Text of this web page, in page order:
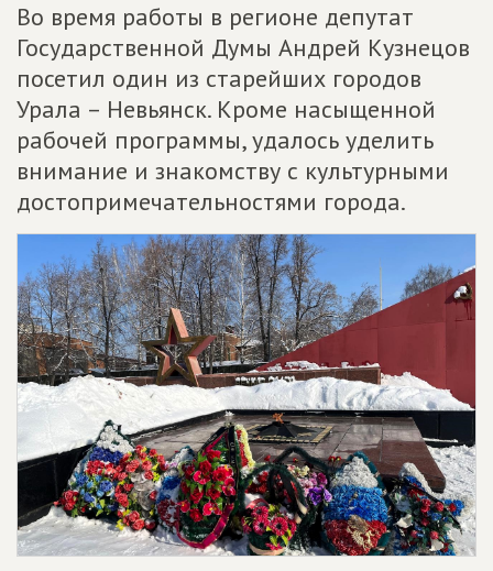
Во время работы в регионе депутат
Государственной Думы Андрей Кузнецов
посетил один из старейших городов
Урала – Невьянск. Кроме насыщенной
рабочей программы, удалось уделить
внимание и знакомству с культурными
достопримечательностями города.